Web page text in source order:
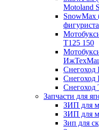
Motoland
SnowMax
Т125 150
Снегоход
Снегоход
Снегоход
Запчасти для
ЗИП для
ЗИП для
Зип для